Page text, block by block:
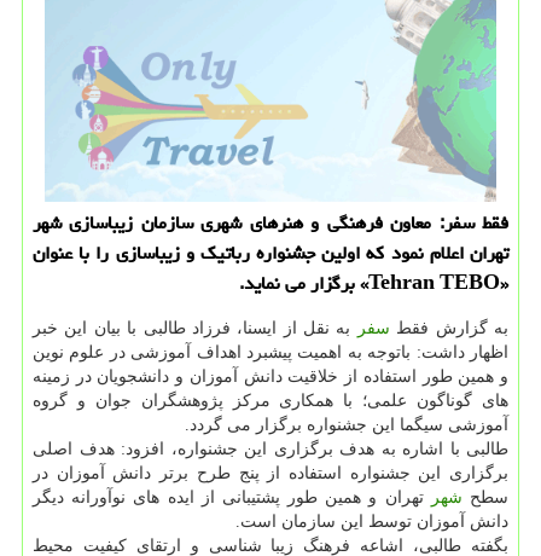
فقط سفر: معاون فرهنگی و هنرهای شهری سازمان زیباسازی شهر
تهران اعلام نمود كه اولین جشنواره رباتیك و زیباسازی را با عنوان
«Tehran TEBO» برگزار می نماید.
به گزارش فقط سفر
به نقل از ایسنا، فرزاد طالبی با بیان این خبر
اظهار داشت: باتوجه به اهمیت پیشبرد اهداف آموزشی در علوم نوین
و همین طور استفاده از خلاقیت دانش آموزان و دانشجویان در زمینه
های گوناگون علمی؛ با همکاری مرکز پژوهشگران جوان و گروه
آموزشی سیگما این جشنواره برگزار می گردد.
طالبی با اشاره به هدف برگزاری این جشنواره، افزود: هدف اصلی
برگزاری این جشنواره استفاده از پنج طرح برتر دانش آموزان در
سطح شهر
تهران و همین طور پشتیبانی از ایده های نوآورانه دیگر
دانش آموزان توسط این سازمان است.
بگفته طالبی، اشاعه فرهنگ زیبا شناسی و ارتقای کیفیت محیط